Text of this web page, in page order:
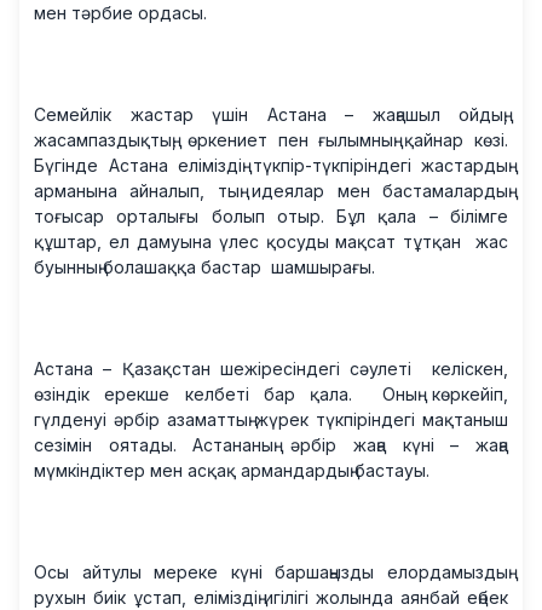
мен тәрбие ордасы.
Семейлік жастар үшін Астана – жаңашыл ойдың,
жасампаздықтың, өркениет пен ғылымның қайнар көзі.
Бүгінде Астана еліміздің түкпір-түкпіріндегі жастардың
арманына айналып, тың идеялар мен бастамалардың
тоғысар орталығы болып отыр. Бұл қала – білімге
құштар, ел дамуына үлес қосуды мақсат тұтқан жас
буынның болашаққа бастар шамшырағы.
Астана – Қазақстан шежіресіндегі сәулеті келіскен,
өзіндік ерекше келбеті бар қала. Оның көркейіп,
гүлденуі әрбір азаматтың жүрек түкпіріндегі мақтаныш
сезімін оятады. Астананың әрбір жаңа күні – жаңа
мүмкіндіктер мен асқақ армандардың бастауы.
Осы айтулы мереке күні баршаңызды елордамыздың
рухын биік ұстап, еліміздің игілігі жолында аянбай еңбек